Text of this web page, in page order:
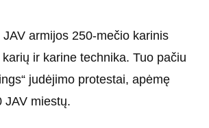
armijos 250-mečio karinis
ir karine technika. Tuo pačiu
judėjimo protestai, apėmę
JAV miestų.